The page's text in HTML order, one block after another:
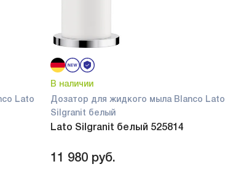
Lato
В наличии
Дозатор для жидкого мыла Blanco Lato
Silgranit белый
Lato Silgranit белый 525814
11 980 руб.